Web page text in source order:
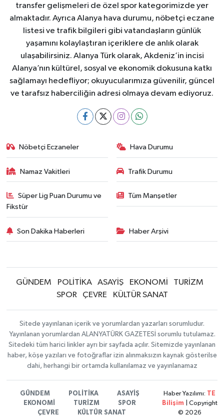
transfer gelişmeleri de özel spor kategorimizde yer
almaktadır. Ayrıca Alanya hava durumu, nöbetçi eczane
listesi ve trafik bilgileri gibi vatandaşların günlük
yaşamını kolaylaştıran içeriklere de anlık olarak
ulaşabilirsiniz. Alanya Türk olarak, Akdeniz’in incisi
Alanya’nın kültürel, sosyal ve ekonomik dokusuna katkı
sağlamayı hedefliyor; okuyucularımıza güvenilir, güncel
ve tarafsız haberciliğin adresi olmaya devam ediyoruz.
Nöbetçi Eczaneler Hava Durumu
Namaz Vakitleri Trafik Durumu
Süper Lig Puan Durumu ve
Fikstür
Tüm Manşetler
Son Dakika Haberleri Haber Arşivi
GÜNDEM POLİTİKA ASAYİŞ EKONOMİ
TURİZM
SPOR
ÇEVRE KÜLTÜR SANAT
Sitede yayınlanan içerik ve yorumlardan yazarları sorumludur.
Yayınlanan yorumlardan ALANYATÜRK GAZETESİ sorumlu tutulamaz.
Sitedeki tüm harici linkler ayrı bir sayfada açılır. Sitemizde yayınlanan
haber, köşe yazıları ve fotoğraflar izin alınmaksızın kaynak gösterilse
dahi, herhangi bir ortamda kullanılamaz ve yayınlanamaz
GÜNDEM POLİTİKA
ASAYİŞ
EKONOMİ
TURİZM
SPOR
ÇEVRE
KÜLTÜR SANAT
Haber Yazılımı: TE
Bilişim | Copyright
© 2026